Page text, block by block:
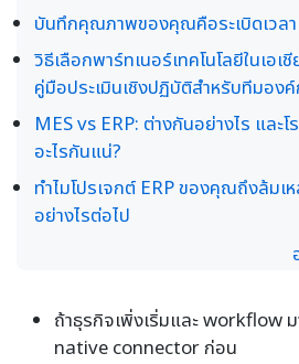
บันทึกคุณภาพของคุณคือระเบิดเวลา
วิธีเลือกพาร์ทเนอร์เทคโนโลยีในเอเ
คู่มือประเมินเชิงปฏิบัติสำหรับทีมอง
MES vs ERP: ต่างกันอย่างไร และ
อะไรกันแน่?
ทำไมโปรเจกต์ ERP ของคุณถึงล้มเ
อย่างไรต่อไป
ถ้าธุรกิจเพิ่งเริ่มและ workflow ม
native connector ก่อน